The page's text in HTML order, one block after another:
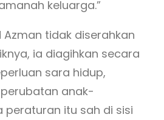
keluarga.”
tidak diserahkan
ia diagihkan secara
sara hidup,
anak-
peraturan itu sah di sisi